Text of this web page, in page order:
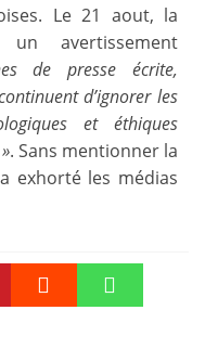
Le 21 aout, la
avertissement
de presse écrite,
d’ignorer les
et éthiques
. Sans mentionner la
exhorté les médias